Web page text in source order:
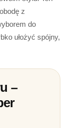
z
do
ułożyć spójny,
–